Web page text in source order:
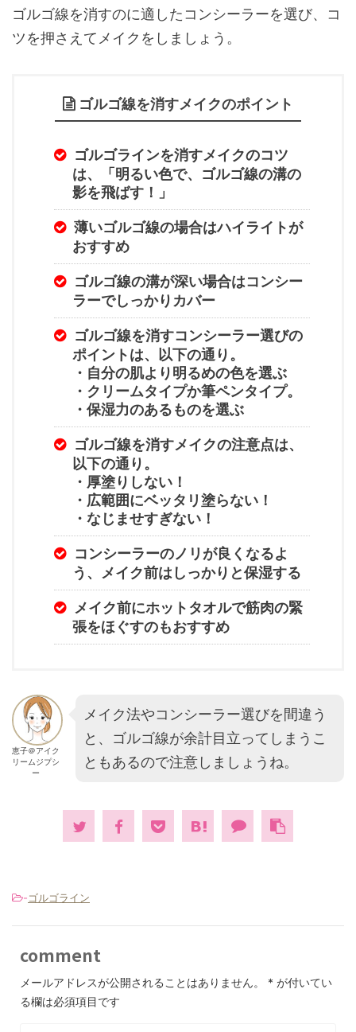
ゴルゴ線を消すのに適したコンシーラーを選び、コ
ツを押さえてメイクをしましょう。
ゴルゴ線を消すメイクのポイント
ゴルゴラインを消すメイクのコツ
は、「明るい色で、ゴルゴ線の溝の
影を飛ばす！」
薄いゴルゴ線の場合はハイライトが
おすすめ
ゴルゴ線の溝が深い場合はコンシー
ラーでしっかりカバー
ゴルゴ線を消すコンシーラー選びの
ポイントは、以下の通り。
・自分の肌より明るめの色を選ぶ
・クリームタイプか筆ペンタイプ。
・保湿力のあるものを選ぶ
ゴルゴ線を消すメイクの注意点は、
以下の通り。
・厚塗りしない！
・広範囲にベッタリ塗らない！
・なじませすぎない！
コンシーラーのノリが良くなるよ
う、メイク前はしっかりと保湿する
メイク前にホットタオルで筋肉の緊
張をほぐすのもおすすめ
恵子＠アイク
リームジプシ
ー
メイク法やコンシーラー選びを間違う
と、ゴルゴ線が余計目立ってしまうこ
ともあるので注意しましょうね。
-ゴルゴライン
comment
メールアドレスが公開されることはありません。 * が付いてい
る欄は必須項目です